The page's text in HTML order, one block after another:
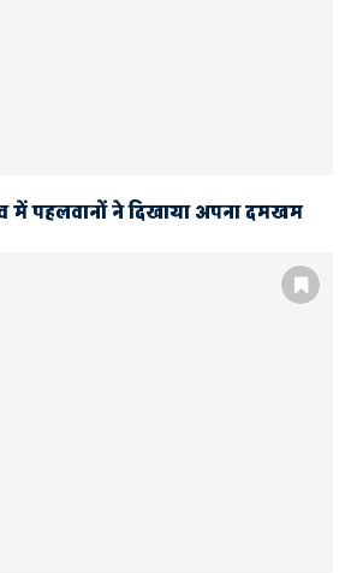
में पहलवानों ने दिखाया अपना दमखम